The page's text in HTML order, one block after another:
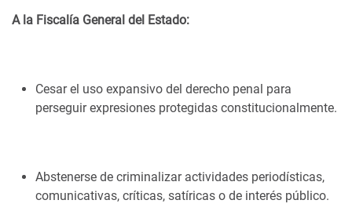
A la Fiscalía General del Estado:
Cesar el uso expansivo del derecho penal para
perseguir expresiones protegidas constitucionalmente.
Abstenerse de criminalizar actividades periodísticas,
comunicativas, críticas, satíricas o de interés público.